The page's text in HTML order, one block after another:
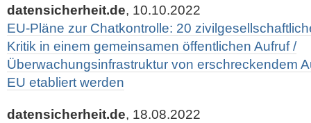
datensicherheit.de, 10.10.2022
EU-Pläne zur Chatkontrolle: 20
Kritik in einem gemeinsamen öffentlichen Aufruf /
Überwachungsinfrastruktur von erschreckendem
EU etabliert werden
datensicherheit.de, 18.08.2022